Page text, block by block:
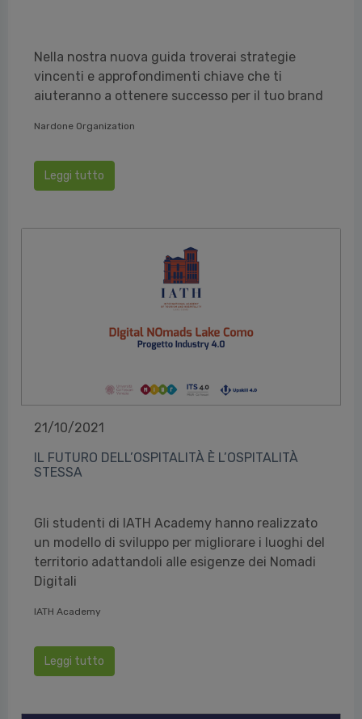
Nella nostra nuova guida troverai strategie
vincenti e approfondimenti chiave che ti
aiuteranno a ottenere successo per il tuo brand
Nardone Organization
Leggi tutto
21/10/2021
IL FUTURO DELL’OSPITALITÀ È L’OSPITALITÀ
STESSA
Gli studenti di IATH Academy hanno realizzato
un modello di sviluppo per migliorare i luoghi del
territorio adattandoli alle esigenze dei Nomadi
Digitali
IATH Academy
Leggi tutto